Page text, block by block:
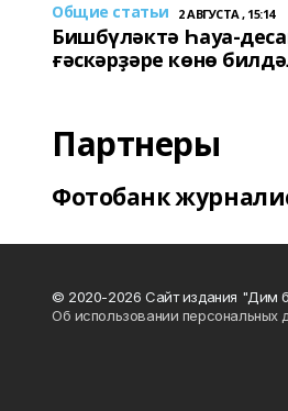
Общие статьи 2 АВГУСТА , 15:14
Бишбүләктә Һауа-
ғәскәрҙәре көнө
Партнеры
Фотобанк
© 2020-2026 Сайт издания "Дим
Об использовании персональных